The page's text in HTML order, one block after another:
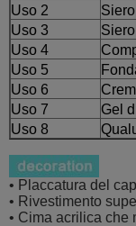
Uso 2
Uso 3
Uso 4
Uso 5
Uso 6
Uso 7
Gel
Uso 8
• Placcatura del
• Rivestimento
• Cima acrilica che